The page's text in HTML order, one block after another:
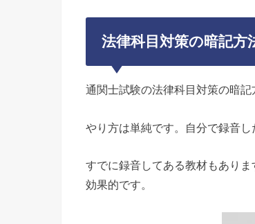
法律科目対策の暗記方
通関士試験の法律科目対策の暗記
やり方は単純です。自分で録音し
すでに録音してある教材もあり
効果的です。